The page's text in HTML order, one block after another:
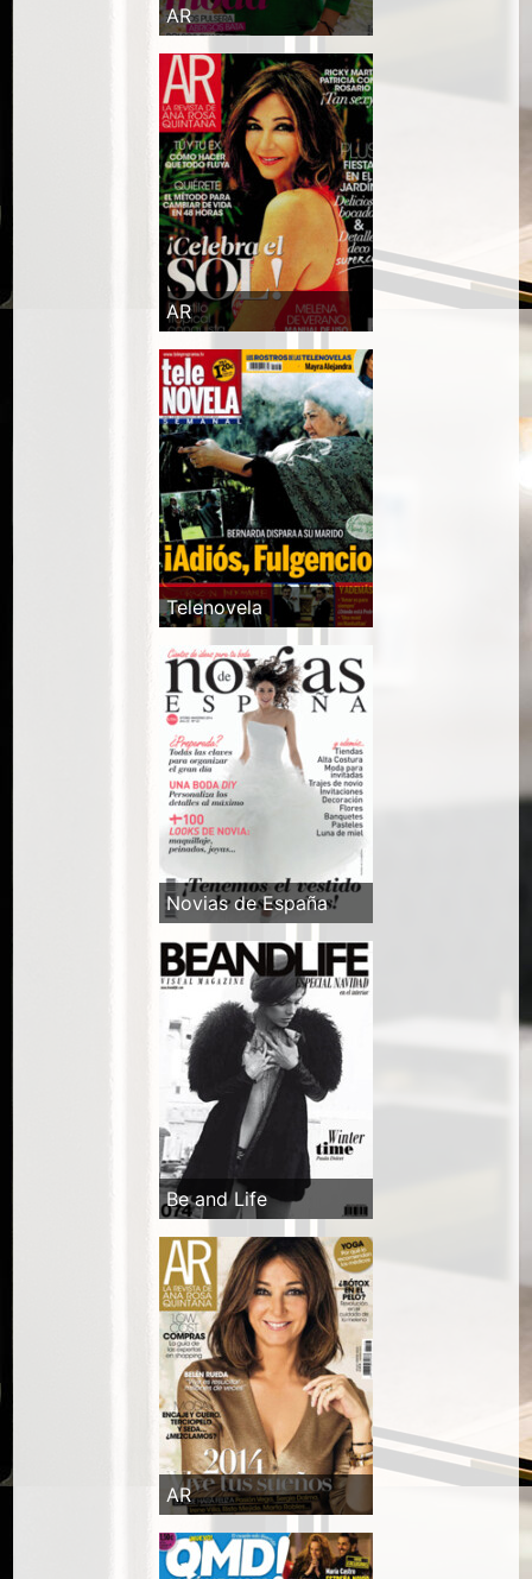
AR
AR
Telenovela
Novias de España
Be and Life
AR